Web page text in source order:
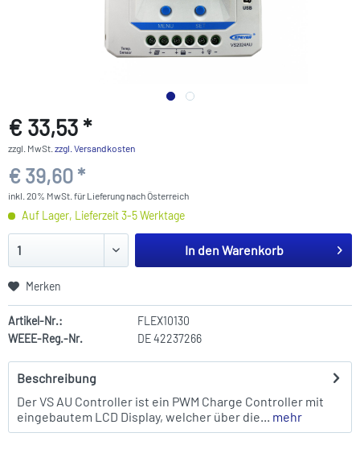
€ 33,53 *
zzgl. MwSt. zzgl. Versandkosten
€ 39,60 *
inkl. 20% MwSt. für Lieferung nach Österreich
Auf Lager, Lieferzeit 3-5 Werktage
In den Warenkorb
Merken
Artikel-Nr.:
FLEX10130
WEEE-Reg.-Nr.
DE 42237266
Beschreibung
Der VS AU Controller ist ein PWM Charge Controller mit
eingebautem LCD Display, welcher über die... mehr